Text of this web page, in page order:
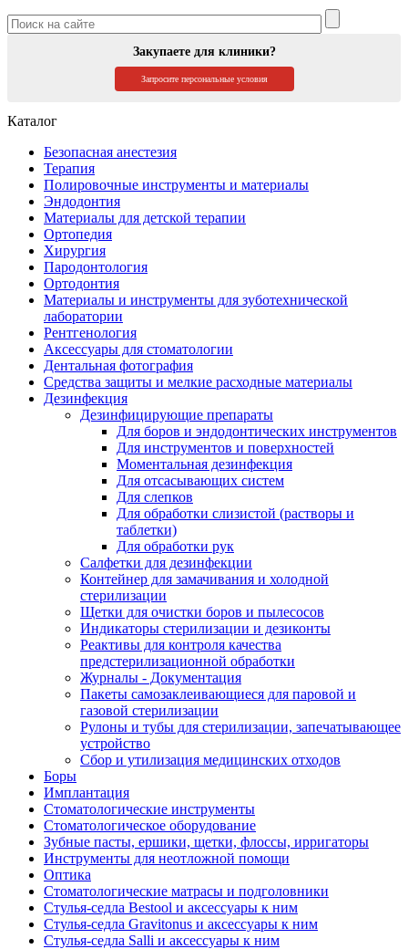
Закупаете для клиники?
Запросите персональные условия
Каталог
Безопасная анестезия
Терапия
Полировочные инструменты и материалы
Эндодонтия
Материалы для детской терапии
Ортопедия
Хирургия
Пародонтология
Ортодонтия
Материалы и инструменты для зуботехнической
лаборатории
Рентгенология
Аксессуары для стоматологии
Дентальная фотография
Средства защиты и мелкие расходные материалы
Дезинфекция
Дезинфицирующие препараты
Для боров и эндодонтических инструментов
Для инструментов и поверхностей
Моментальная дезинфекция
Для отсасывающих систем
Для слепков
Для обработки слизистой (растворы и
таблетки)
Для обработки рук
Салфетки для дезинфекции
Контейнер для замачивания и холодной
стерилизации
Щетки для очистки боров и пылесосов
Индикаторы стерилизации и дезиконты
Реактивы для контроля качества
предстерилизационной обработки
Журналы - Документация
Пакеты самозаклеивающиеся для паровой и
газовой стерилизации
Рулоны и тубы для стерилизации, запечатывающее
устройство
Сбор и утилизация медицинских отходов
Боры
Имплантация
Стоматологические инструменты
Стоматологическое оборудование
Зубные пасты, ершики, щетки, флоссы, ирригаторы
Инструменты для неотложной помощи
Оптика
Стоматологические матрасы и подголовники
Стулья-седла Bestool и аксессуары к ним
Стулья-седла Gravitonus и аксессуары к ним
Стулья-седла Salli и аксессуары к ним